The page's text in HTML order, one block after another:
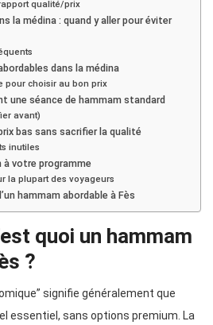
qualité/prix
la médina : quand y aller pour éviter
dans la médina
pour choisir au bon prix
une séance de hammam standard
avant)
bas sans sacrifier la qualité
inutiles
à votre programme
la plupart des voyageurs
hammam abordable à Fès
quoi un hammam
?
signifie généralement que
essentiel, sans options premium. La